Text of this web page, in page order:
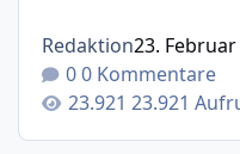
Redaktion23.
0 Kommentare
23.921